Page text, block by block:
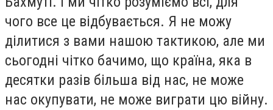
чого все це відбувається. Я не можу
ділитися з вами нашою тактикою, але ми
сьогодні чітко бачимо, що країна, яка в
десятки разів більша від нас, не може
нас окупувати, не може виграти цю війну.